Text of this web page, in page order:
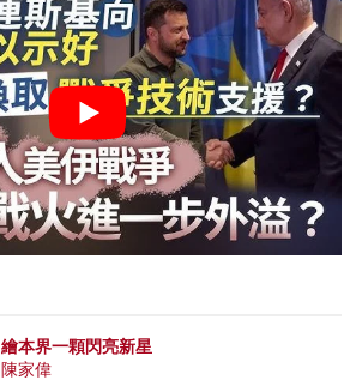
繪本界一顆閃亮新星
陳家偉